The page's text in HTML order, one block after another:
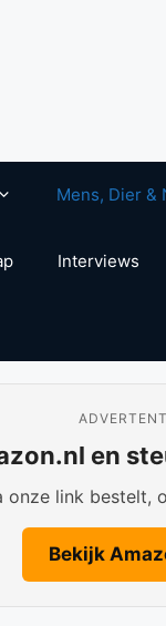
Mens, Dier &
Interviews
en
onze link
Bekijk